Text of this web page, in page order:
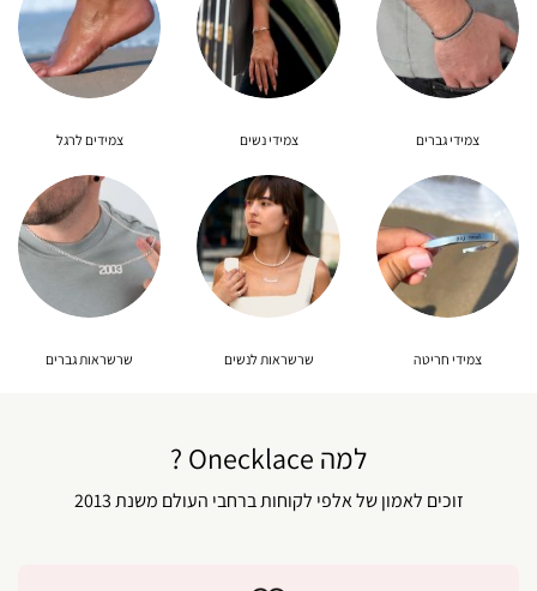
צמידי גברים צמידי נשים צמידים לרגל
צמידי חריטה שרשראות לנשים שרשראות גברים
למה Onecklace ?
זוכים לאמון של אלפי לקוחות ברחבי העולם משנת 2013